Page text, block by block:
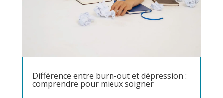
Différence entre burn-out et dépression :
comprendre pour mieux soigner